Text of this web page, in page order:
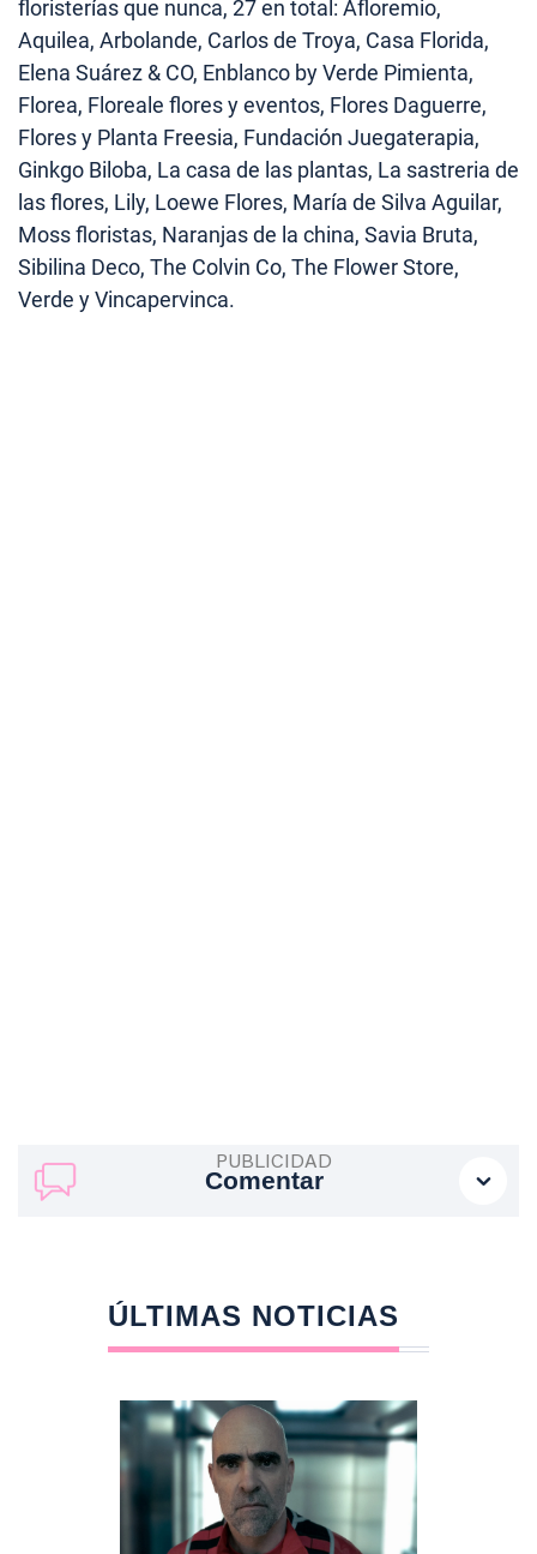
floristerías que nunca, 27 en total: Afloremio,
Aquilea, Arbolande, Carlos de Troya, Casa Florida,
Elena Suárez & CO, Enblanco by Verde Pimienta,
Florea, Floreale flores y eventos, Flores Daguerre,
Flores y Planta Freesia, Fundación Juegaterapia,
Ginkgo Biloba, La casa de las plantas, La sastreria de
las flores, Lily, Loewe Flores, María de Silva Aguilar,
Moss floristas, Naranjas de la china, Savia Bruta,
Sibilina Deco, The Colvin Co, The Flower Store,
Verde y Vincapervinca.
Comentar
ÚLTIMAS NOTICIAS